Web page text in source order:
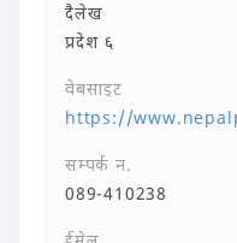
दैलेख
प्रदेश ६
वेबसाइट
https://
सम्पर्क न.
089-410238